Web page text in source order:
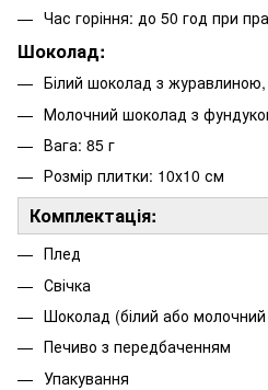
Час горіння: до 50 год при
Шоколад:
Білий шоколад з
Молочний шоколад з
Вага: 85 г
Розмір плитки: 10х10 см
Комплектація:
Плед
Свічка
Шоколад (білий або молочний
Печиво з передбаченням
Упакування